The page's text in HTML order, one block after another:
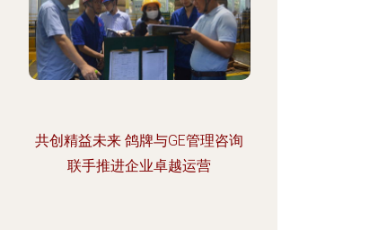
共创精益未来 鸽牌与GE管理咨询
联手推进企业卓越运营